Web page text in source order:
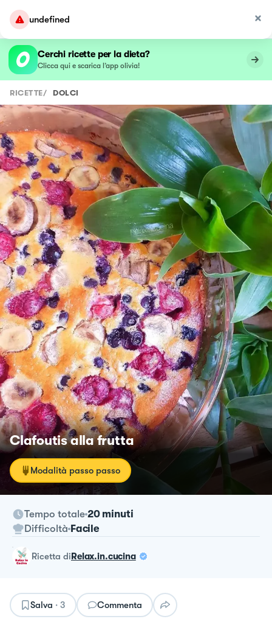
undefined
Cerchi ricette per la dieta?
Clicca qui e scarica l’app olivia!
RICETTE/ DOLCI
Clafoutis alla frutta
Modalità passo passo
Tempo totale 20 minuti
Difficoltà Facile
ricetta diRelax.in.cucina
Salva · 3 Commenta